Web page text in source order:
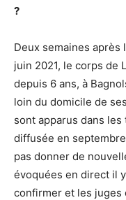
?
Deux semaines après
juin 2021, le corps de
depuis 6 ans, à
loin du domicile de
sont apparus dans
diffusée en
pas donner de
évoquées en direct il
confirmer et les juges